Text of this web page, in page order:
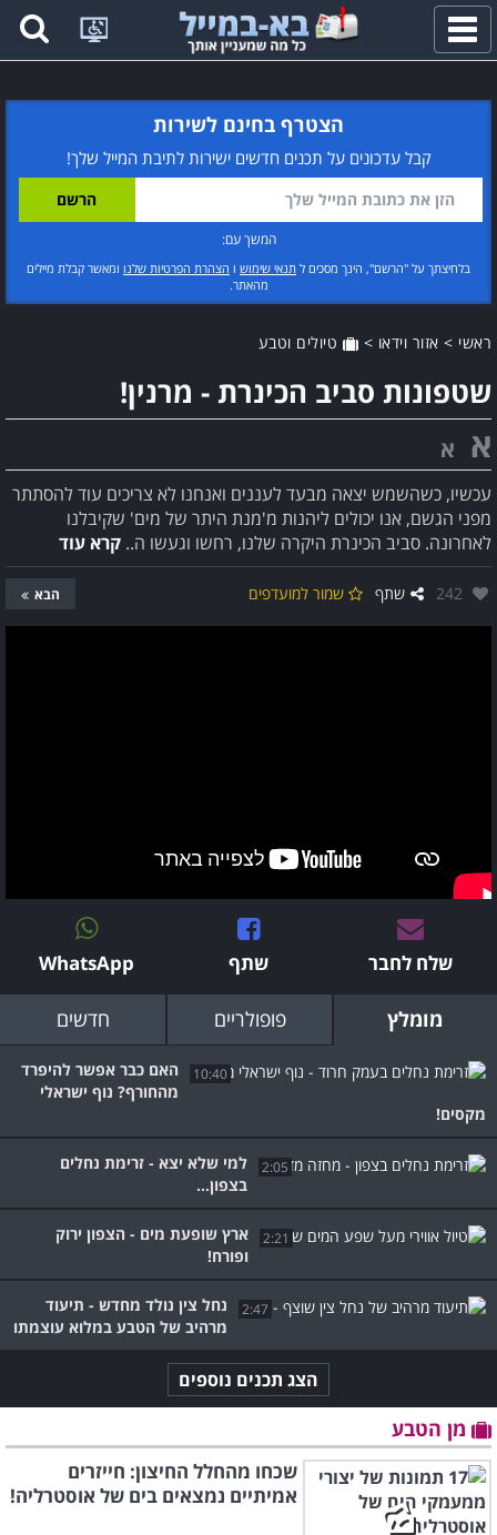
פתח
תפריט
הצטרף בחינם לשירות
קבל עדכונים על תכנים חדשים ישירות לתיבת המייל שלך!
המשך עם:
בלחיצתך על "הרשם", הינך מסכים ל תנאי שימוש ו הצהרת הפרטיות שלנו ומאשר קבלת מיילים
מהאתר.
ראשי > אזור וידאו > טיולים וטבע
שטפונות סביב הכינרת - מרנין!
א א
עכשיו, כשהשמש יצאה מבעד לעננים ואנחנו לא צריכים עוד להסתתר
מפני הגשם, אנו יכולים ליהנות מ'מנת היתר של מים' שקיבלנו
לאחרונה. סביב הכינרת היקרה שלנו, רחשו וגעשו ה.. קרא עוד
אהבו:
242 שתף שמור למועדפים הבא
שלח לחבר שתף WhatsApp
מומלץ פופולריים חדשים
10:40
האם כבר אפשר להיפרד
מהחורף? נוף ישראלי
מקסים!
2:05
למי שלא יצא - זרימת נחלים
בצפון...
2:21
ארץ שופעת מים - הצפון ירוק
ופורח!
2:47
נחל צין נולד מחדש - תיעוד
מרהיב של הטבע במלוא עוצמתו
הצג תכנים נוספים
מן הטבע
שכחו מהחלל החיצון: חייזרים
אמיתיים נמצאים בים של אוסטרליה!